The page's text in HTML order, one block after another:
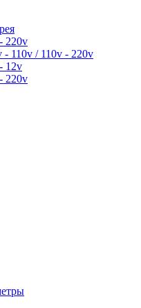
220v
- 110v / 110v - 220v
12v
220v